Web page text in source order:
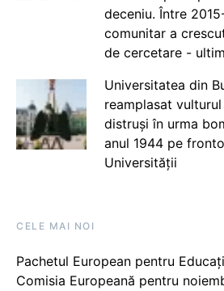
deceniu. Între
comunitar a
de cercetare -
Universitatea din
reamplasat
distruși în urma
anul 1944 pe
Universității
CELE MAI NOI
Pachetul European pentru
Comisia Europeană pentru